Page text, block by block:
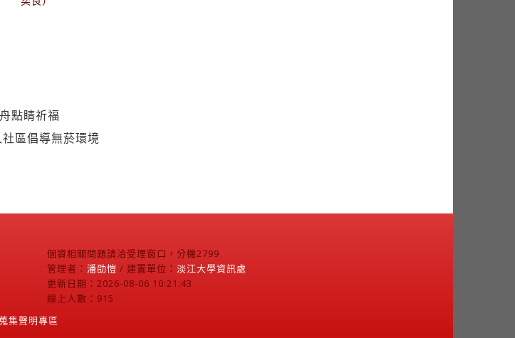
點睛祈福
區倡導無菸環境
個資相關問題請洽受理窗口，分機2799
管理者： 潘劭愷 / 建置單位： 淡江大學資訊處
更新日期：2026-08-06 10:21:43
線上人數：915
集聲明專區